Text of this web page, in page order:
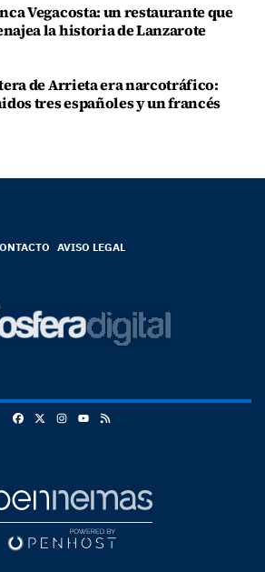
Vegacosta: un restaurante que
la historia de Lanzarote
de Arrieta era narcotráfico:
tres españoles y un francés
AVISO LEGAL
FacebookInstagram